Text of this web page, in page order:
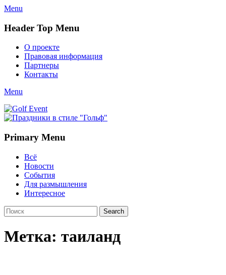
Menu
Header Top Menu
Skip
content
О проекте
Правовая информация
Партнеры
Контакты
Twitter
Email
YouTube
Website
Link
Menu
Golf Event
СМИ о гольфе, гольф-события, новости гольфа. Russian golf
Primary Menu
Skip
content
Всё
Новости
События
Для размышления
Интересное
Search
Search
for:
Метка: таиланд